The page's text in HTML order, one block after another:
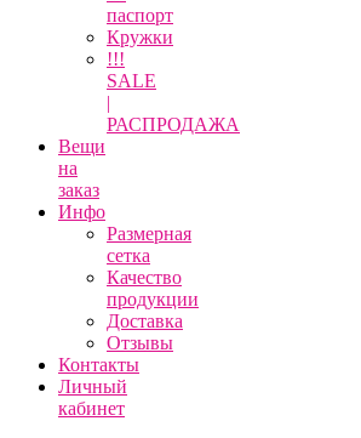
паспорт
Кружки
!!!
SALE
|
РАСПРОДАЖА
Вещи
на
заказ
Инфо
Размерная
сетка
Качество
продукции
Доставка
Отзывы
Контакты
Личный
кабинет